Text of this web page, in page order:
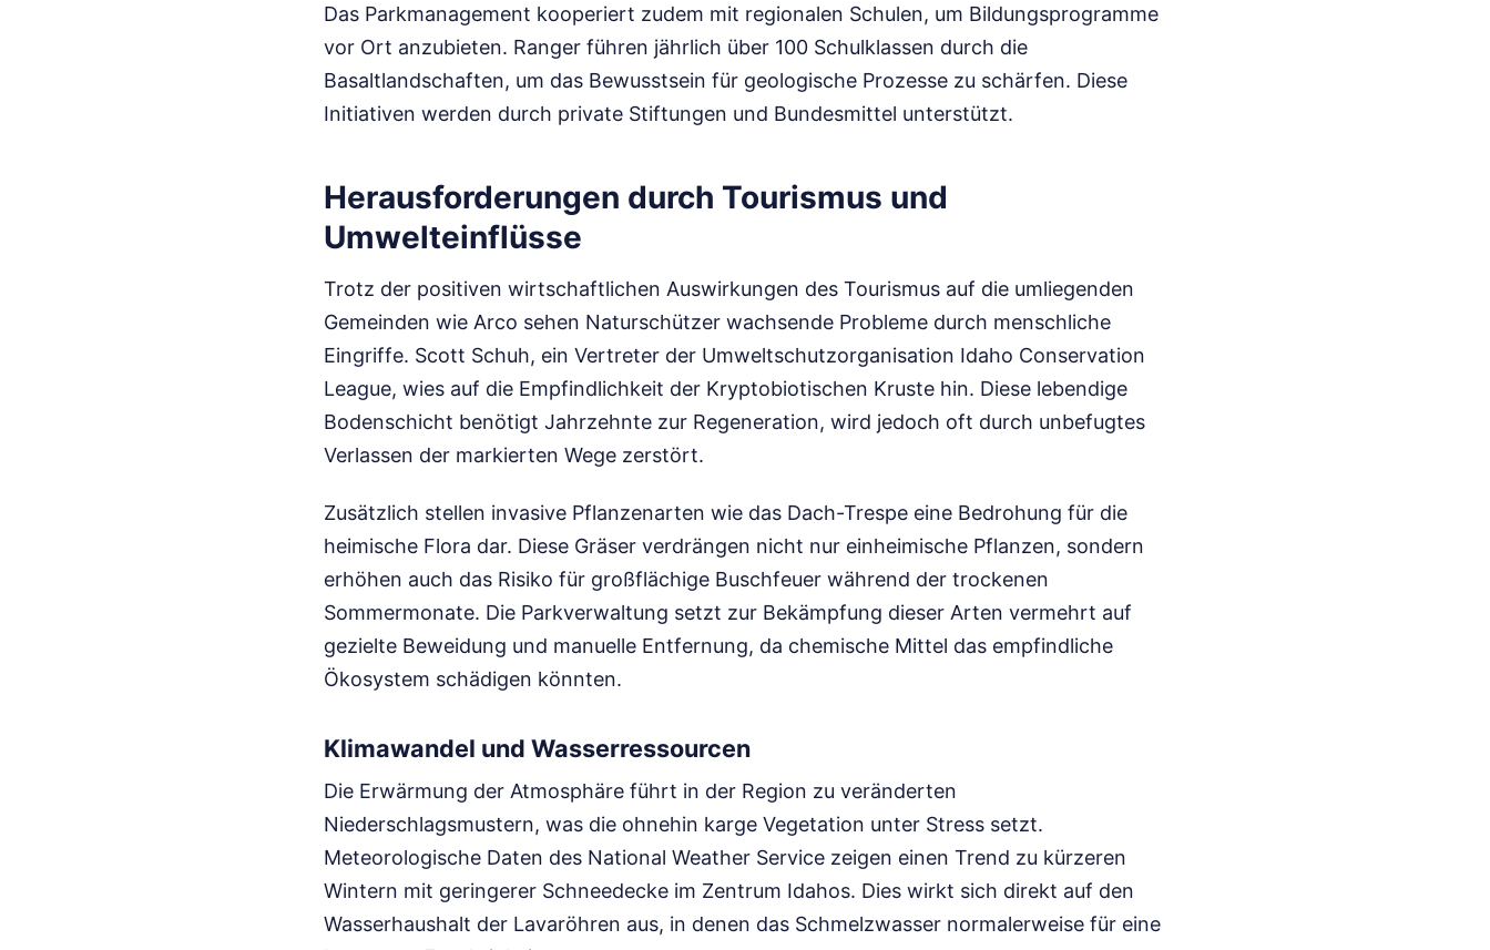
Das Parkmanagement kooperiert zudem mit regionalen Schulen, um Bildungsprogramme
vor Ort anzubieten. Ranger führen jährlich über 100 Schulklassen durch die
Basaltlandschaften, um das Bewusstsein für geologische Prozesse zu schärfen. Diese
Initiativen werden durch private Stiftungen und Bundesmittel unterstützt.
Herausforderungen durch Tourismus und
Umwelteinflüsse
Trotz der positiven wirtschaftlichen Auswirkungen des Tourismus auf die umliegenden
Gemeinden wie Arco sehen Naturschützer wachsende Probleme durch menschliche
Eingriffe. Scott Schuh, ein Vertreter der Umweltschutzorganisation Idaho Conservation
League, wies auf die Empfindlichkeit der Kryptobiotischen Kruste hin. Diese lebendige
Bodenschicht benötigt Jahrzehnte zur Regeneration, wird jedoch oft durch unbefugtes
Verlassen der markierten Wege zerstört.
Zusätzlich stellen invasive Pflanzenarten wie das Dach-Trespe eine Bedrohung für die
heimische Flora dar. Diese Gräser verdrängen nicht nur einheimische Pflanzen, sondern
erhöhen auch das Risiko für großflächige Buschfeuer während der trockenen
Sommermonate. Die Parkverwaltung setzt zur Bekämpfung dieser Arten vermehrt auf
gezielte Beweidung und manuelle Entfernung, da chemische Mittel das empfindliche
Ökosystem schädigen könnten.
Klimawandel und Wasserressourcen
Die Erwärmung der Atmosphäre führt in der Region zu veränderten
Niederschlagsmustern, was die ohnehin karge Vegetation unter Stress setzt.
Meteorologische Daten des National Weather Service zeigen einen Trend zu kürzeren
Wintern mit geringerer Schneedecke im Zentrum Idahos. Dies wirkt sich direkt auf den
Wasserhaushalt der Lavaröhren aus, in denen das Schmelzwasser normalerweise für eine